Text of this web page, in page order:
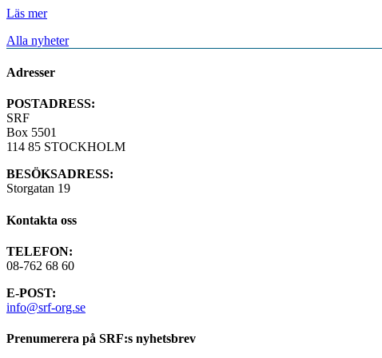
Läs mer
Alla nyheter
Adresser
POSTADRESS:
SRF
Box 5501
114 85 STOCKHOLM
BESÖKSADRESS:
Storgatan 19
Kontakta oss
TELEFON:
08-762 68 60
E-POST:
info@srf-org.se
Prenumerera på SRF:s nyhetsbrev